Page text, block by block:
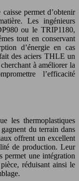
permet d’obtenir
Les ingénieurs
ou le TRIP1180,
tout en conservant
d’énergie en cas
des aciers THLE un
à améliorer la
l’efficacité
les thermoplastiques
du terrain dans
offrent un excellent
de production. Leur
permet une intégration
réduisant ainsi le